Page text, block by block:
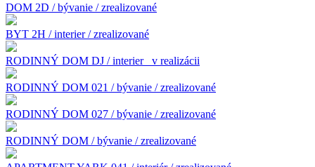
DOM 2D / bývanie / zrealizované
BYT 2H / interier / zrealizované
RODINNÝ DOM DJ / interier v realizácii
RODINNÝ DOM 021 / bývanie / zrealizované
RODINNÝ DOM 027 / bývanie / zrealizované
RODINNÝ DOM / bývanie / zrealizované